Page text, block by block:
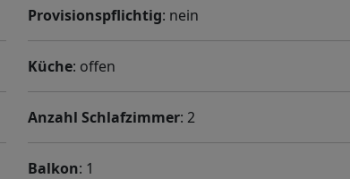
Provisionspflichtig: nein
Küche: offen
Anzahl Schlafzimmer: 2
Balkon: 1